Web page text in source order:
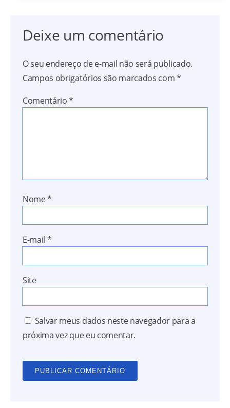
Deixe um comentário
O seu endereço de e-mail não será publicado.
Campos obrigatórios são marcados com*
Comentário*
Nome*
E-mail *
Site
Salvar meus dados neste navegador para a
próxima vez que eu comentar.